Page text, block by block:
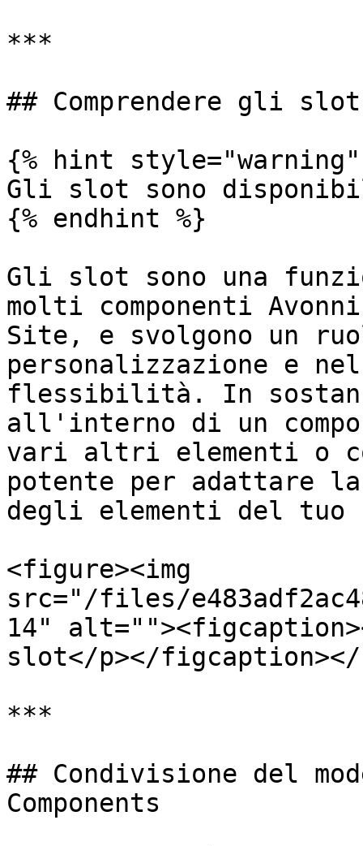
***
## Comprendere gli slot
{% hint style="warning"
Gli slot sono
{% endhint %}
Gli slot sono una
molti componenti
Site, e svolgono un
personalizzazione e
flessibilità. In
all'interno di un
vari altri elementi o
potente per adattare
degli elementi del
<figure><img
src="/files/
14"
slot</p></
***
## Condivisione del
Components